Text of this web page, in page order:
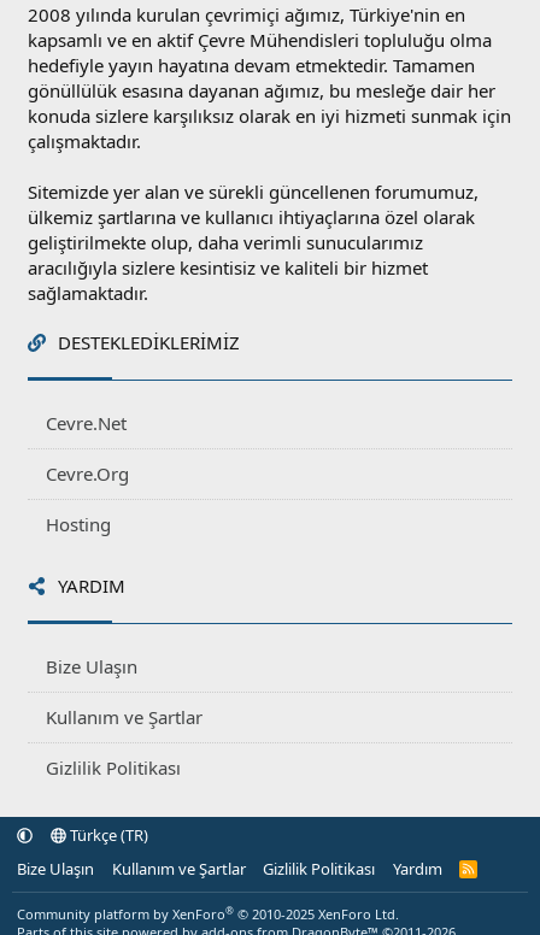
2008 yılında kurulan çevrimiçi ağımız, Türkiye'nin en
kapsamlı ve en aktif Çevre Mühendisleri topluluğu olma
hedefiyle yayın hayatına devam etmektedir. Tamamen
gönüllülük esasına dayanan ağımız, bu mesleğe dair her
konuda sizlere karşılıksız olarak en iyi hizmeti sunmak için
çalışmaktadır.
Sitemizde yer alan ve sürekli güncellenen forumumuz,
ülkemiz şartlarına ve kullanıcı ihtiyaçlarına özel olarak
geliştirilmekte olup, daha verimli sunucularımız
aracılığıyla sizlere kesintisiz ve kaliteli bir hizmet
sağlamaktadır.
DESTEKLEDIKLERIMIZ
Cevre.Net
Cevre.Org
Hosting
YARDIM
Bize Ulaşın
Kullanım ve Şartlar
Gizlilik Politikası
Türkçe (TR)
Bize Ulaşın
Kullanım ve Şartlar Gizlilik Politikası Yardım
R
Community platform by XenForo® © 2010-2025 XenForo Ltd.